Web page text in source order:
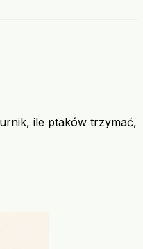
ile ptaków trzymać,